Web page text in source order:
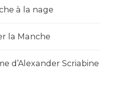
à la nage
la Manche
d’Alexander Scriabine